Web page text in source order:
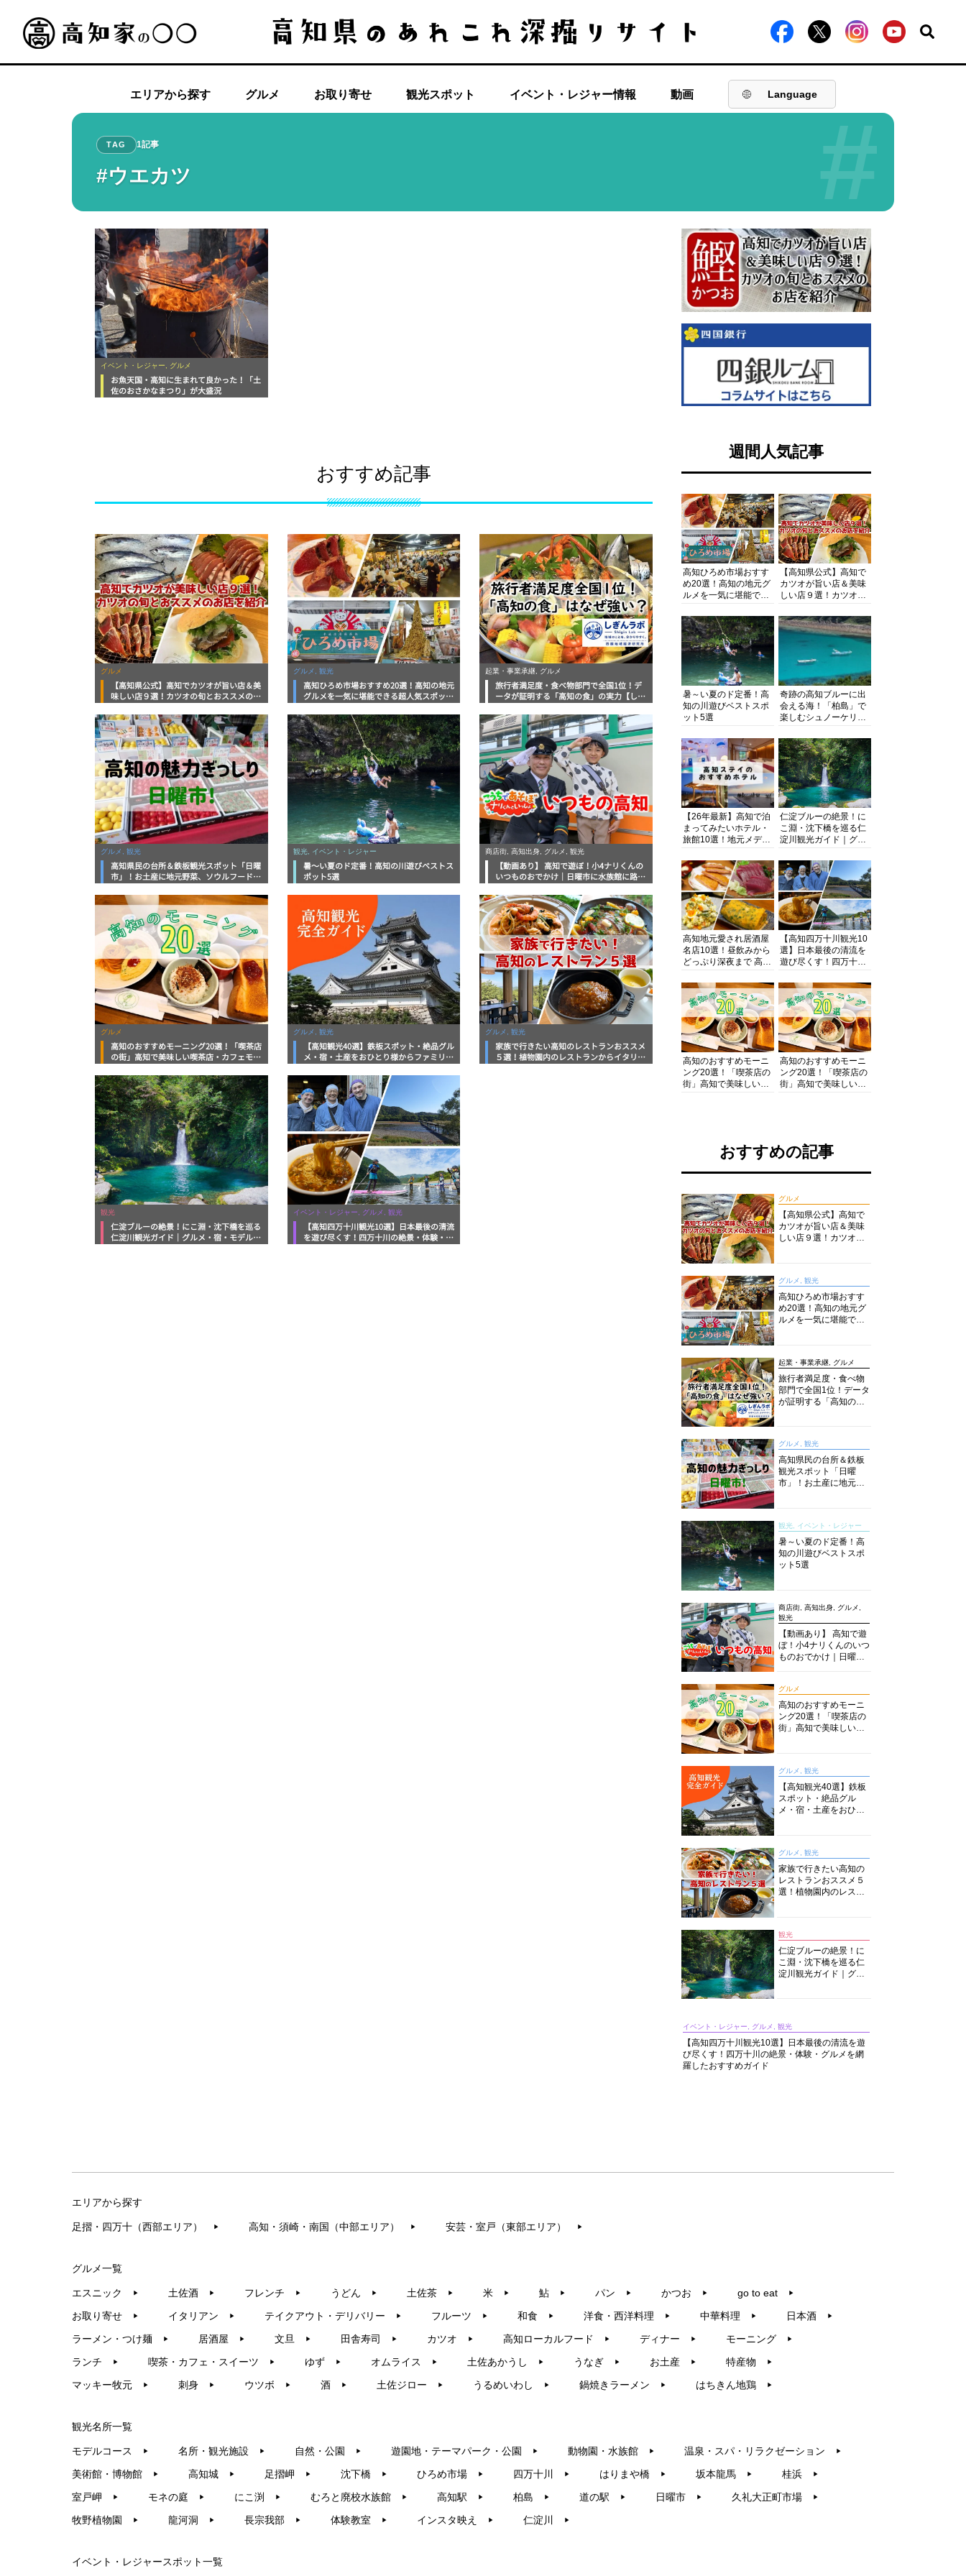
エリアから探す グルメ お取り寄せ 観光スポット イベント・レジャー情報 動画 Language
#
TAG 1記事
#ウエカツ
イベント・レジャー, グルメ
お魚天国・高知に生まれて良かった！「土
佐のおさかなまつり」が大盛況
おすすめ記事
グルメ
【高知県公式】高知でカツオが旨い店＆美
味しい店９選！カツオの旬とおススメのお
グルメ, 観光
高知ひろめ市場おすすめ20選！高知の地元
グルメを一気に堪能できる超人気スポット
起業・事業承継, グルメ
旅行者満足度・食べ物部門で全国1位！デ
ータが証明する「高知の食」の実力【しぎ
グルメ, 観光
高知県民の台所＆鉄板観光スポット「日曜
市」！お土産に地元野菜、ソウルフードま
底解説！
観光, イベント・レジャー
暑～い夏のド定番！高知の川遊びベストス
ポット5選
商店街, 高知出身, グルメ, 観光
【動画あり】 高知で遊ぼ！小4ナリくんの
いつものおでかけ｜日曜市に水族館に路面
グルメ
高知のおすすめモーニング20選！「喫茶店
の街」高知で美味しい喫茶店・カフェモー
グルメ, 観光
【高知観光40選】鉄板スポット・絶品グル
メ・宿・土産をおひとり様からファミリー
グルメ, 観光
家族で行きたい高知のレストランおススメ
５選！植物園内のレストランからイタリア
観光
仁淀ブルーの絶景！にこ淵・沈下橋を巡る
仁淀川観光ガイド｜グルメ・宿・モデルコ
イベント・レジャー, グルメ, 観光
【高知四万十川観光10選】日本最後の清流
を遊び尽くす！四万十川の絶景・体験・グ
週間人気記事
高知ひろめ市場おすす
め20選！高知の地元グ
ルメを一気に堪能でき
底解剖
【高知県公式】高知で
カツオが旨い店＆美味
しい店９選！カツオの
紹介
暑～い夏のド定番！高
知の川遊びベストスポ
ット5選
奇跡の高知ブルーに出
会える海！「柏島」で
楽しむシュノーケリン
浴にキャンプまで透明
度抜群の海の楽園を徹
底紹介
【26年最新】高知で泊
まってみたいホテル・
旅館10選！地元メディ
厳選
仁淀ブルーの絶景！に
こ淵・沈下橋を巡る仁
淀川観光ガイド｜グル
まで完全網羅！
高知地元愛され居酒屋
名店10選！昼飲みから
どっぷり深夜まで 高知
知グルメPro】
【高知四万十川観光10
選】日本最後の清流を
遊び尽くす！四万十川
を網羅したおすすめガ
イド
高知のおすすめモーニ
ング20選！「喫茶店の
街」高知で美味しい喫
高知のおすすめモーニ
ング20選！「喫茶店の
街」高知で美味しい喫
おすすめの記事
グルメ
【高知県公式】高知で
カツオが旨い店＆美味
しい店９選！カツオの
グルメ, 観光
高知ひろめ市場おすす
め20選！高知の地元グ
ルメを一気に堪能でき
起業・事業承継, グルメ
旅行者満足度・食べ物
部門で全国1位！データ
が証明する「高知の
グルメ, 観光
高知県民の台所＆鉄板
観光スポット「日曜
市」！お土産に地元野
説！
観光, イベント・レジャー
暑～い夏のド定番！高
知の川遊びベストスポ
ット5選
商店街, 高知出身, グルメ,
観光
【動画あり】 高知で遊
ぼ！小4ナリくんのいつ
ものおでかけ｜日曜市
グルメ
高知のおすすめモーニ
ング20選！「喫茶店の
街」高知で美味しい喫
グルメ, 観光
【高知観光40選】鉄板
スポット・絶品グル
メ・宿・土産をおひと
グルメ, 観光
家族で行きたい高知の
レストランおススメ５
選！植物園内のレスト
観光
仁淀ブルーの絶景！に
こ淵・沈下橋を巡る仁
淀川観光ガイド｜グル
イベント・レジャー, グルメ, 観光
【高知四万十川観光10選】日本最後の清流を遊
び尽くす！四万十川の絶景・体験・グルメを網
羅したおすすめガイド
エリアから探す
足摺・四万十（西部エリア） ▶︎ 高知・須崎・南国（中部エリア） ▶︎ 安芸・室戸（東部エリア） ▶︎
グルメ一覧
エスニック ▶︎ 土佐酒 ▶︎ フレンチ ▶︎ うどん ▶︎ 土佐茶 ▶︎ 米 ▶︎ 鮎 ▶︎ パン ▶︎ かつお ▶︎ go to eat ▶︎
お取り寄せ ▶︎ イタリアン ▶︎ テイクアウト・デリバリー ▶︎ フルーツ ▶︎ 和食 ▶︎ 洋食・西洋料理 ▶︎ 中華料理 ▶︎ 日本酒 ▶︎
ラーメン・つけ麺 ▶︎ 居酒屋 ▶︎ 文旦 ▶︎ 田舎寿司 ▶︎ カツオ ▶︎ 高知ローカルフード ▶︎ ディナー ▶︎ モーニング ▶︎
ランチ ▶︎ 喫茶・カフェ・スイーツ ▶︎ ゆず ▶︎ オムライス ▶︎ 土佐あかうし ▶︎ うなぎ ▶︎ お土産 ▶︎ 特産物 ▶︎
マッキー牧元 ▶︎ 刺身 ▶︎ ウツボ ▶︎ 酒 ▶︎ 土佐ジロー ▶︎ うるめいわし ▶︎ 鍋焼きラーメン ▶︎ はちきん地鶏 ▶︎
観光名所一覧
モデルコース ▶︎ 名所・観光施設 ▶︎ 自然・公園 ▶︎ 遊園地・テーマパーク・公園 ▶︎ 動物園・水族館 ▶︎ 温泉・スパ・リラクゼーション ▶︎
美術館・博物館 ▶︎ 高知城 ▶︎ 足摺岬 ▶︎ 沈下橋 ▶︎ ひろめ市場 ▶︎ 四万十川 ▶︎ はりまや橋 ▶︎ 坂本龍馬 ▶︎ 桂浜 ▶︎
室戸岬 ▶︎ モネの庭 ▶︎ にこ渕 ▶︎ むろと廃校水族館 ▶︎ 高知駅 ▶︎ 柏島 ▶︎ 道の駅 ▶︎ 日曜市 ▶︎ 久礼大正町市場 ▶︎
牧野植物園 ▶︎ 龍河洞 ▶︎ 長宗我部 ▶︎ 体験教室 ▶︎ インスタ映え ▶︎ 仁淀川 ▶︎
イベント・レジャースポット一覧